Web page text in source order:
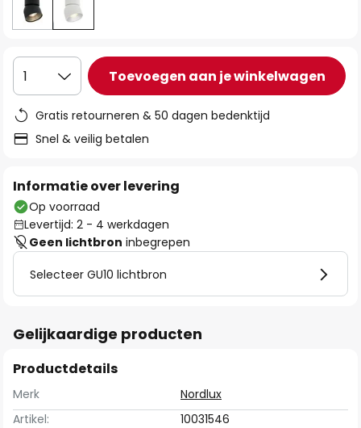
1 Toevoegen aan je winkelwagen
Gratis retourneren & 50 dagen bedenktijd
Snel & veilig betalen
Informatie over levering
Op voorraad
Levertijd: 2 - 4 werkdagen
Geen lichtbron inbegrepen
Selecteer GU10 lichtbron
Gelijkaardige producten
Productdetails
Merk
Nordlux
Artikel:
10031546